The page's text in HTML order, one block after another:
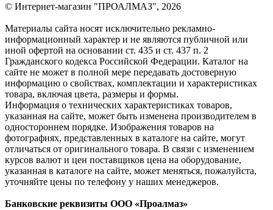
© Интернет-магазин "ПРОАЛМАЗ", 2026
Материалы сайта носят исключительно рекламно-
информационный характер и не являются публичной или
иной офертой на основании ст. 435 и ст. 437 п. 2
Гражданского кодекса Российской Федерации. Каталог на
сайте не может в полной мере передавать достоверную
информацию о свойствах, комплектации и характеристиках
товара, включая цвета, размеры и формы.
Информация о технических характеристиках товаров,
указанная на сайте, может быть изменена производителем в
одностороннем порядке. Изображения товаров на
фотографиях, представленных в каталоге на сайте, могут
отличаться от оригинального товара. В связи с изменением
курсов валют и цен поставщиков цена на оборудование,
указанная в каталоге на сайте, может меняться, пожалуйста,
уточняйте цены по телефону у наших менеджеров.
Банковские реквизиты ООО «Проалмаз»